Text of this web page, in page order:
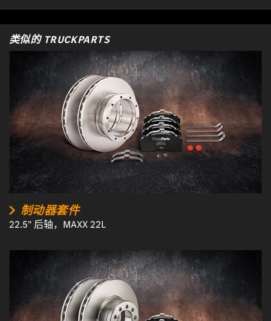
类似的 TRUCKPARTS
制动器套件
22.5" 后轴，MAXX 22L